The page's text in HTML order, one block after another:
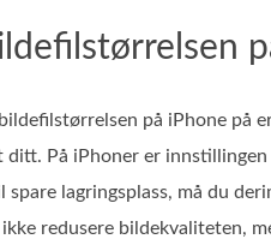
på iPhone
På iPhoner er
spare lagringsplass, må du
redusere bildekvaliteten,